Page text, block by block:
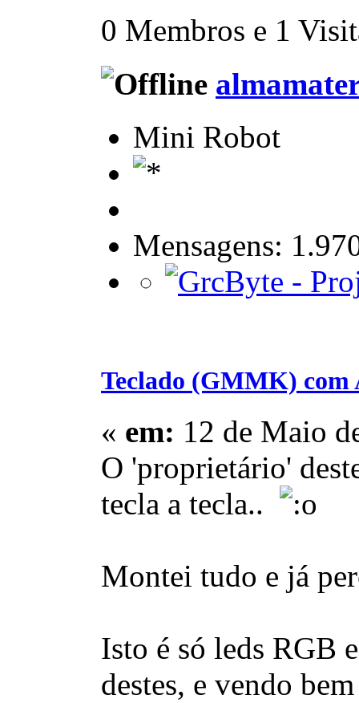
0 Membros e 1
Mini Robot
Mensagens:
Teclado (GMMK) com
« em: 12 de Maio
O 'proprietário'
tecla a tecla..
Montei tudo e já
Isto é só leds RGB
destes, e vendo